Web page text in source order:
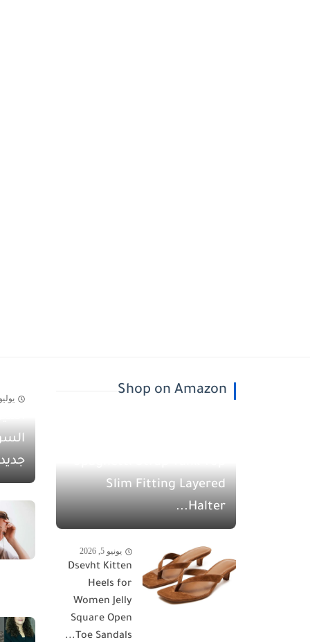
Shop on Amazon
Slim Fitting Layered
Halter...
يونيو 5, 2026
Dsevht Kitten
Heels for
Women Jelly
Square Open
Toe Sandals...
يوليو 30, 2026